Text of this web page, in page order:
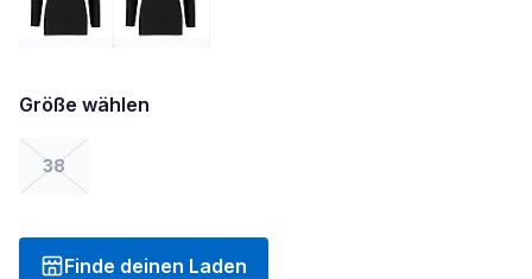
Größe wählen
38
Finde deinen Laden